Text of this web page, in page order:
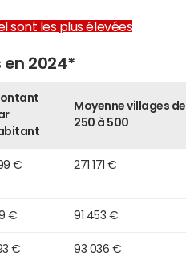
sont les plus élevées
2024*
Moyenne villages de
250 à 500
€ 271 171 €
€ 91 453 €
€ 93 036 €